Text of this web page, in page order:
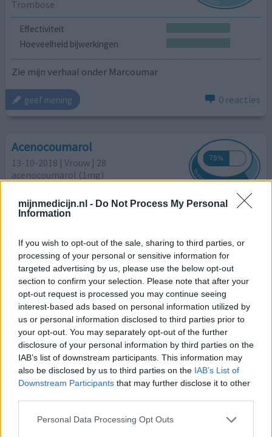
mijnmedicijn.nl - Do Not Process My Personal
Information
If you wish to opt-out of the sale, sharing to third parties, or
processing of your personal or sensitive information for
targeted advertising by us, please use the below opt-out
section to confirm your selection. Please note that after your
opt-out request is processed you may continue seeing
interest-based ads based on personal information utilized by
us or personal information disclosed to third parties prior to
your opt-out. You may separately opt-out of the further
disclosure of your personal information by third parties on the
IAB’s list of downstream participants. This information may
also be disclosed by us to third parties on the IAB’s List of
Downstream Participants that may further disclose it to other
Personal Data Processing Opt Outs
Trombose
Effectiviteit
Hoeveelheid bijwerkingen
Zie mijn verhaal onder Marcoumar
geef mening 0 reacties
Acenocoumarol
13-10-2018 | Vrouw | 28
acenocoumarol (1mg)
Effectiviteit
Hoi Lezers, Ik gebruik dit middel omdat ik helemaal niet
goed reageerde op fenprocoumon. Ik ben 28 en kreeg dit
voor mijn trombose welke door mijn hele lichaam zat.
Fenprocoumon was niet stabiel te krijgen en ik was altijd
van slag, zeer misselijk, duizelig, algehele malaise en
ernstige haaruitval, zeer heftige uitslag op mijn gezicht.
Toen ben ik geswitcht naar Acen[lees meer...]
geef mening 0 reacties
08-08-2018 | Vrouw | 73